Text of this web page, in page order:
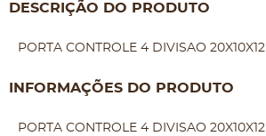
DESCRIÇÃO DO PRODUTO
PORTA CONTROLE 4 DIVISAO 20X10X12
INFORMAÇÕES DO PRODUTO
PORTA CONTROLE 4 DIVISAO 20X10X12